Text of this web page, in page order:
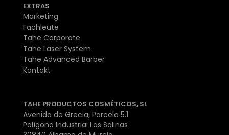
EXTRAS
Marketing
Fachleute
Tahe Corporate
Tahe Laser System
Tahe Advanced Barber
Kontakt
TAHE PRODUCTOS COSMÉTICOS, SL
Avenida de Grecia, Parcela 5.1
Polígono Industrial Las Salinas